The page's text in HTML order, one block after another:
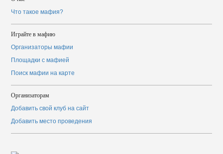
Что такое мафия?
Играйте в мафию
Организаторы мафии
Площадки с мафией
Поиск мафии на карте
Организаторам
Добавить свой клуб на сайт
Добавить место проведения